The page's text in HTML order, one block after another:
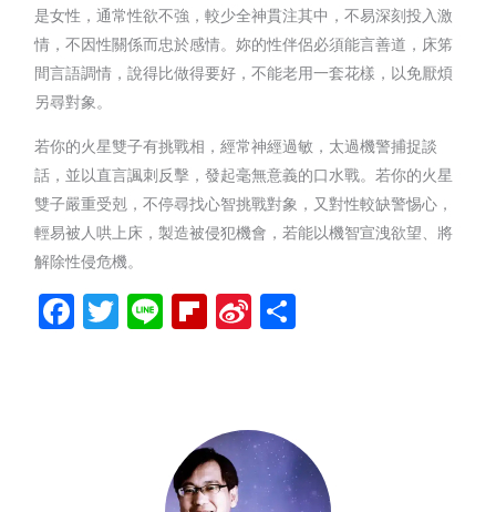
是女性，通常性欲不強，較少全神貫注其中，不易深刻投入激
情，不因性關係而忠於感情。妳的性伴侶必須能言善道，床笫
間言語調情，說得比做得要好，不能老用一套花樣，以免厭煩
另尋對象。
若你的火星雙子有挑戰相，經常神經過敏，太過機警捕捉談
話，並以直言諷刺反擊，發起毫無意義的口水戰。若你的火星
雙子嚴重受剋，不停尋找心智挑戰對象，又對性較缺警惕心，
輕易被人哄上床，製造被侵犯機會，若能以機智宣洩欲望、將
解除性侵危機。
Facebook
Twitter
LineFlipboard
Sina